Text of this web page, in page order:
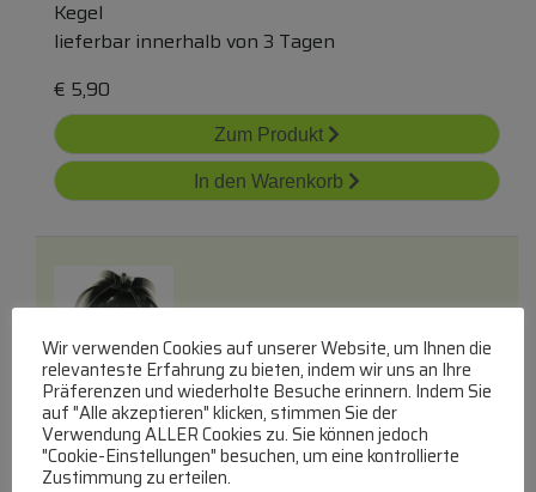
Kegel
lieferbar innerhalb von 3 Tagen
€ 5,90
Zum Produkt
In den Warenkorb
1004754-12 Presskegel
Wir verwenden Cookies auf unserer Website, um Ihnen die
relevanteste Erfahrung zu bieten, indem wir uns an Ihre
Präferenzen und wiederholte Besuche erinnern. Indem Sie
auf "Alle akzeptieren" klicken, stimmen Sie der
Verwendung ALLER Cookies zu. Sie können jedoch
"Cookie-Einstellungen" besuchen, um eine kontrollierte
Zustimmung zu erteilen.